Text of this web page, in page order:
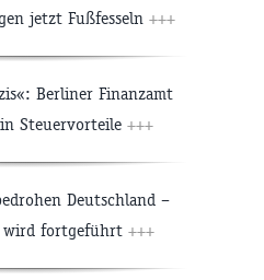
jetzt Fußfesseln +++
Berliner Finanzamt
Steuervorteile +++
Deutschland –
wird fortgeführt +++